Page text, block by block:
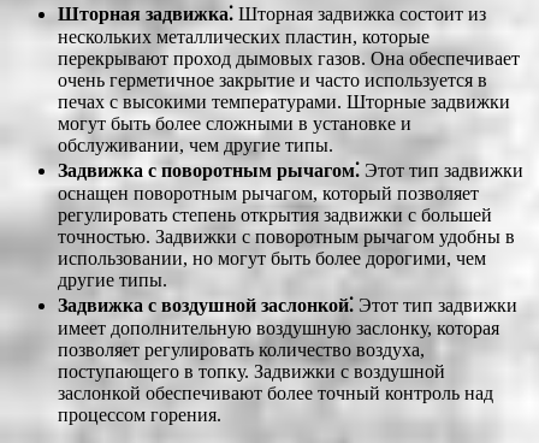
Шторная задвижка⁚ Шторная задвижка состоит из
нескольких металлических пластин, которые
перекрывают проход дымовых газов. Она обеспечивает
очень герметичное закрытие и часто используется в
печах с высокими температурами. Шторные задвижки
могут быть более сложными в установке и
обслуживании, чем другие типы.
Задвижка с поворотным рычагом⁚ Этот тип задвижки
оснащен поворотным рычагом, который позволяет
регулировать степень открытия задвижки с большей
точностью. Задвижки с поворотным рычагом удобны в
использовании, но могут быть более дорогими, чем
другие типы.
Задвижка с воздушной заслонкой⁚ Этот тип задвижки
имеет дополнительную воздушную заслонку, которая
позволяет регулировать количество воздуха,
поступающего в топку. Задвижки с воздушной
заслонкой обеспечивают более точный контроль над
процессом горения.